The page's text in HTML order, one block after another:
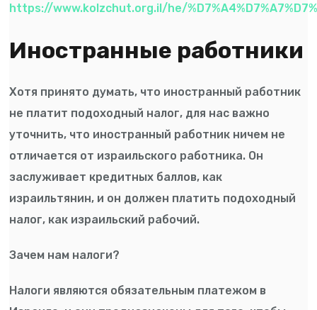
https://www.kolzchut.org.il/he/
Иностранные работники
Хотя принято думать, что иностранный работник
не платит подоходный налог, для нас важно
уточнить, что иностранный работник ничем не
отличается от израильского работника. Он
заслуживает кредитных баллов, как
израильтянин, и он должен платить подоходный
налог, как израильский рабочий.
Зачем нам налоги?
Налоги являются обязательным платежом в